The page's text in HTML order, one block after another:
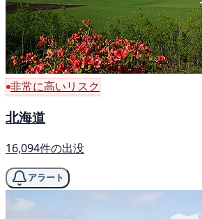
非常に高いリスク
北海道
16,094件の出没
アラート